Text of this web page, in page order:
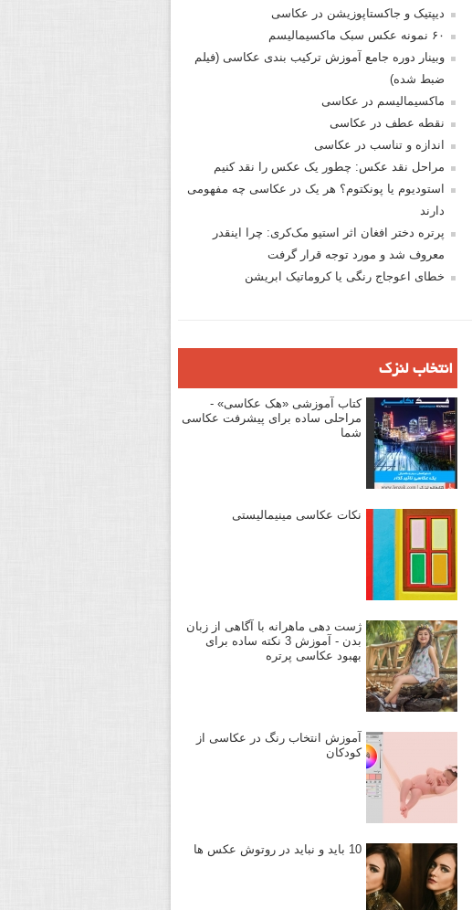
دیپتیک و جاکستا‌پوزیشن در عکاسی
۶۰ نمونه عکس سبک ماکسیمالیسم
وبینار دوره جامع آموزش ترکیب بندی عکاسی (فیلم
ضبط شده)
ماکسیمالیسم در عکاسی
نقطه عطف در عکاسی
اندازه و تناسب در عکاسی
مراحل نقد عکس: چطور یک عکس را نقد کنیم
استودیوم یا پونکتوم؟ هر یک در عکاسی چه مفهومی
دارند
پرتره دختر افغان اثر استیو مک‌کری: چرا اینقدر
معروف شد و مورد توجه قرار گرفت
خطای اعوجاج رنگی یا کروماتیک ابریشن
انتخاب لنزک
کتاب آموزشی «هک عکاسی» -
مراحلی ساده برای پیشرفت عکاسی
شما
نکات عکاسی مینیمالیستی
ژست دهی ماهرانه با آگاهی از زبان
بدن - آموزش 3 نکته ساده برای
بهبود عکاسی پرتره
آموزش انتخاب رنگ در عکاسی از
کودکان
10 باید و نباید در روتوش عکس ها